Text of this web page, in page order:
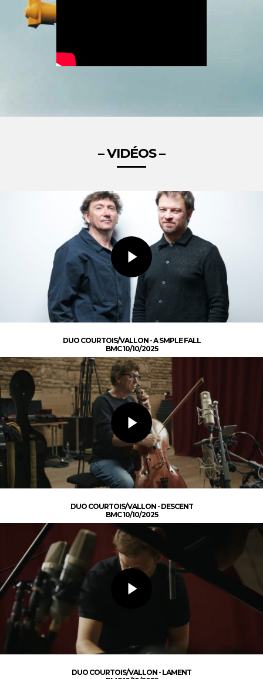
– VIDÉOS –
DUO COURTOIS/VALLON - A SMPLE FALL
BMC 10/10/2025
DUO COURTOIS/VALLON - DESCENT
BMC 10/10/2025
DUO COURTOIS/VALLON - LAMENT